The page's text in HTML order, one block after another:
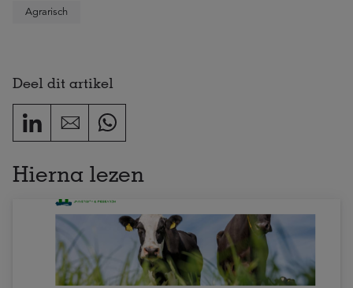
Agrarisch
Deel dit artikel
Hierna lezen